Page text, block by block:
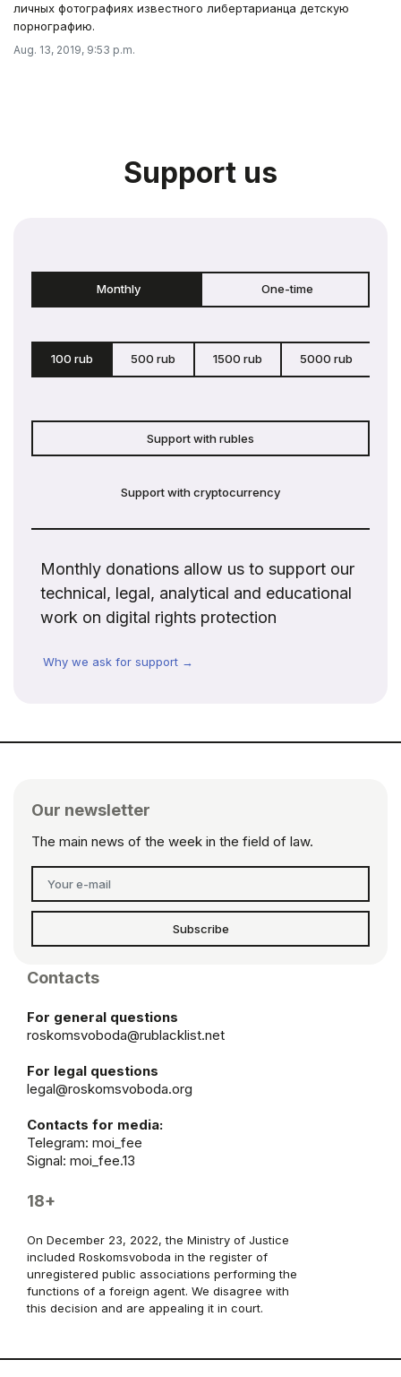
личных фотографиях известного либертарианца детскую
порнографию.
Aug. 13, 2019, 9:53 p.m.
Support us
Monthly One-time
100 rub 500 rub 1500 rub 5000 rub
Support with rubles
Support with cryptocurrency
Monthly donations allow us to support our
technical, legal, analytical and educational
work on digital rights protection
Why we ask for support →
Our newsletter
The main news of the week in the field of law.
Subscribe
Contacts
For general questions
roskomsvoboda@rublacklist.net
For legal questions
legal@roskomsvoboda.org
Contacts for media:
Telegram: moi_fee
Signal: moi_fee.13
18+
On December 23, 2022, the Ministry of Justice
included Roskomsvoboda in the register of
unregistered public associations performing the
functions of a foreign agent. We disagree with
this decision and are appealing it in court.